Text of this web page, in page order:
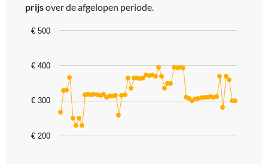
prijsover de afgelopen periode.
Chart
The chart has 1 X axis displaying categories.
The chart has 1 Y axis displaying values. Data ranges from 228.99
€ 200
€ 300
€ 400
€ 500